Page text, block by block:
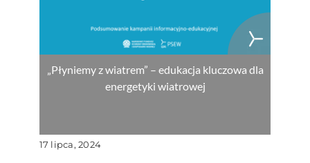
„Płyniemy z wiatrem” – edukacja kluczowa dla
energetyki wiatrowej
17 lipca, 2024